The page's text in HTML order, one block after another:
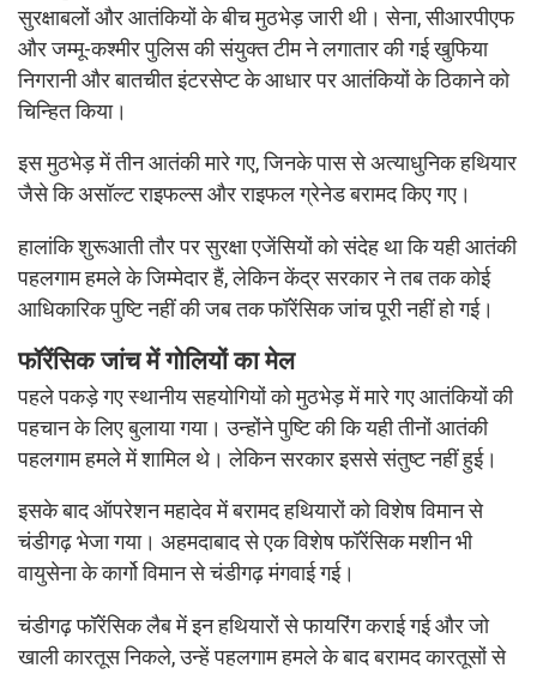
सुरक्षाबलों और आतंकियों के बीच मुठभेड़ जारी थी। सेना, सीआरपीएफ
और जम्मू-कश्मीर पुलिस की संयुक्त टीम ने लगातार की गई खुफिया
निगरानी और बातचीत इंटरसेप्ट के आधार पर आतंकियों के ठिकाने को
चिन्हित किया।
इस मुठभेड़ में तीन आतंकी मारे गए, जिनके पास से अत्याधुनिक हथियार
जैसे कि असॉल्ट राइफल्स और राइफल ग्रेनेड बरामद किए गए।
हालांकि शुरूआती तौर पर सुरक्षा एजेंसियों को संदेह था कि यही आतंकी
पहलगाम हमले के जिम्मेदार हैं, लेकिन केंद्र सरकार ने तब तक कोई
आधिकारिक पुष्टि नहीं की जब तक फॉरेंसिक जांच पूरी नहीं हो गई।
फॉरेंसिक जांच में गोलियों का मेल
पहले पकड़े गए स्थानीय सहयोगियों को मुठभेड़ में मारे गए आतंकियों की
पहचान के लिए बुलाया गया। उन्होंने पुष्टि की कि यही तीनों आतंकी
पहलगाम हमले में शामिल थे। लेकिन सरकार इससे संतुष्ट नहीं हुई।
इसके बाद ऑपरेशन महादेव में बरामद हथियारों को विशेष विमान से
चंडीगढ़ भेजा गया। अहमदाबाद से एक विशेष फॉरेंसिक मशीन भी
वायुसेना के कार्गो विमान से चंडीगढ़ मंगवाई गई।
चंडीगढ़ फॉरेंसिक लैब में इन हथियारों से फायरिंग कराई गई और जो
खाली कारतूस निकले, उन्हें पहलगाम हमले के बाद बरामद कारतूसों से